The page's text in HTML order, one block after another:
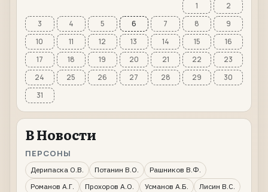
1
2
3
4 5 6 7 8
9
10
11 12 13 14 15
16
17
18 19 20 21 22
23
24
25 26 27 28 29
30
31
В Новости
ПЕРСОНЫ
Дерипаска О.В. Потанин В.О.
Рашников В.Ф.
Романов А.Г.
Прохоров А.О. Усманов А.Б.
Лисин В.С.